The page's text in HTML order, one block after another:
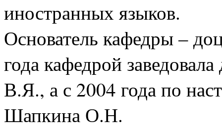
иностранных языков.
Основатель кафедры –
года кафедрой
В.Я., а с 2004 года по
Шапкина О.Н.